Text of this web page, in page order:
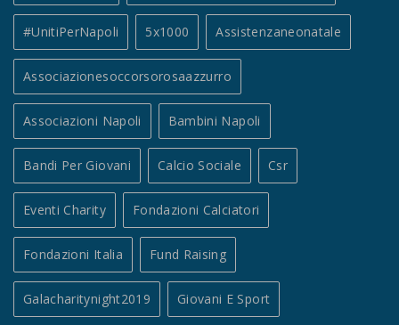
#UnitiPerNapoli 5x1000 Assistenzaneonatale
Associazionesoccorsorosaazzurro
Associazioni Napoli Bambini Napoli
Bandi Per Giovani Calcio Sociale Csr
Eventi Charity Fondazioni Calciatori
Fondazioni Italia Fund Raising
Galacharitynight2019 Giovani E Sport